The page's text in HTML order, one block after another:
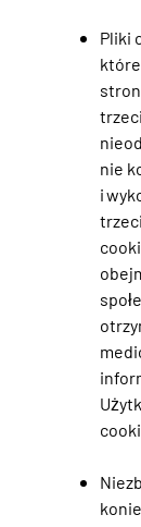
Pliki
nie
i